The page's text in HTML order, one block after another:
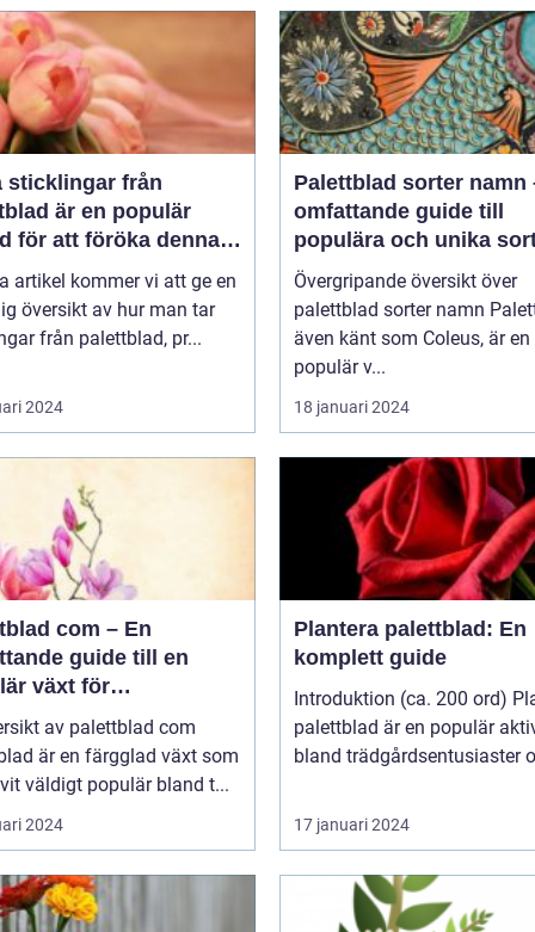
sticklingar från
är en populär
för att föröka denna
växt på ett effektivt
artikel kommer vi att ge en
översikt av hur man tar
från palettblad, pr...
2024
Palettblad sorter namn
omfattande guide till
populära och unika
Övergripande översikt över
palettblad sorter namn Palettblad,
även känt som Coleus, är en
populär v...
18 januari 2024
com – En
guide till en
växt för
av palettblad com
är en färgglad växt som
väldigt populär bland t...
2024
Plantera palettblad: En
komplett guide
Introduktion (ca. 200 ord)
palettblad är en populär
bland trädgårdsentusiaster
17 januari 2024